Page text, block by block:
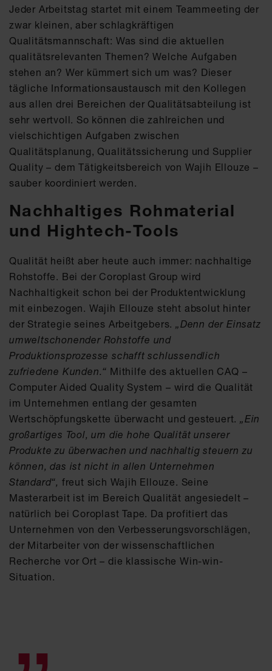
Jeder Arbeitstag startet mit einem Teammeeting der
zwar kleinen, aber schlagkräftigen
Qualitätsmannschaft: Was sind die aktuellen
qualitätsrelevanten Themen? Welche Aufgaben
stehen an? Wer kümmert sich um was? Dieser
tägliche Informationsaustausch mit den Kollegen
aus allen drei Bereichen der Qualitätsabteilung ist
sehr wertvoll. So können die zahlreichen und
vielschichtigen Aufgaben zwischen
Qualitätsplanung, Qualitätssicherung und Supplier
Quality – dem Tätigkeitsbereich von Wajih Ellouze –
sauber koordiniert werden.
Nachhaltiges Rohmaterial
und Hightech-Tools
Qualität heißt aber heute auch immer: nachhaltige
Rohstoffe. Bei der Coroplast Group wird
Nachhaltigkeit schon bei der Produktentwicklung
mit einbezogen. Wajih Ellouze steht absolut hinter
der Strategie seines Arbeitgebers.„Denn der Einsatz
umweltschonender Rohstoffe und
Produktionsprozesse schafft schlussendlich
zufriedene Kunden.“ Mithilfe des aktuellen CAQ –
Computer Aided Quality System – wird die Qualität
im Unternehmen entlang der gesamten
Wertschöpfungskette überwacht und gesteuert. „Ein
großartiges Tool, um die hohe Qualität unserer
Produkte zu überwachen und nachhaltig steuern zu
können, das ist nicht in allen Unternehmen
Standard“, freut sich Wajih Ellouze. Seine
Masterarbeit ist im Bereich Qualität angesiedelt –
natürlich bei Coroplast Tape. Da profitiert das
Unternehmen von den Verbesserungsvorschlägen,
der Mitarbeiter von der wissenschaftlichen
Recherche vor Ort – die klassische Win-win-
Situation.